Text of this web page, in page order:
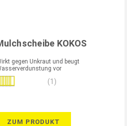
KOKOS
gegen Unkraut und beugt
vor
(1)
ZUM PRODUKT